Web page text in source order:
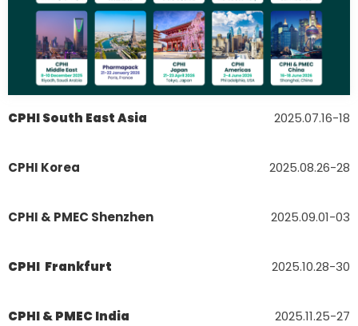
CPHI South East Asia 2025.07.16-18
2025.08.26-28
CPHI Korea
2025.09.01-03
CPHI & PMEC Shenzhen
CPHI Frankfurt 2025.10.28-30
CPHI & PMEC India 2025.11.25-27